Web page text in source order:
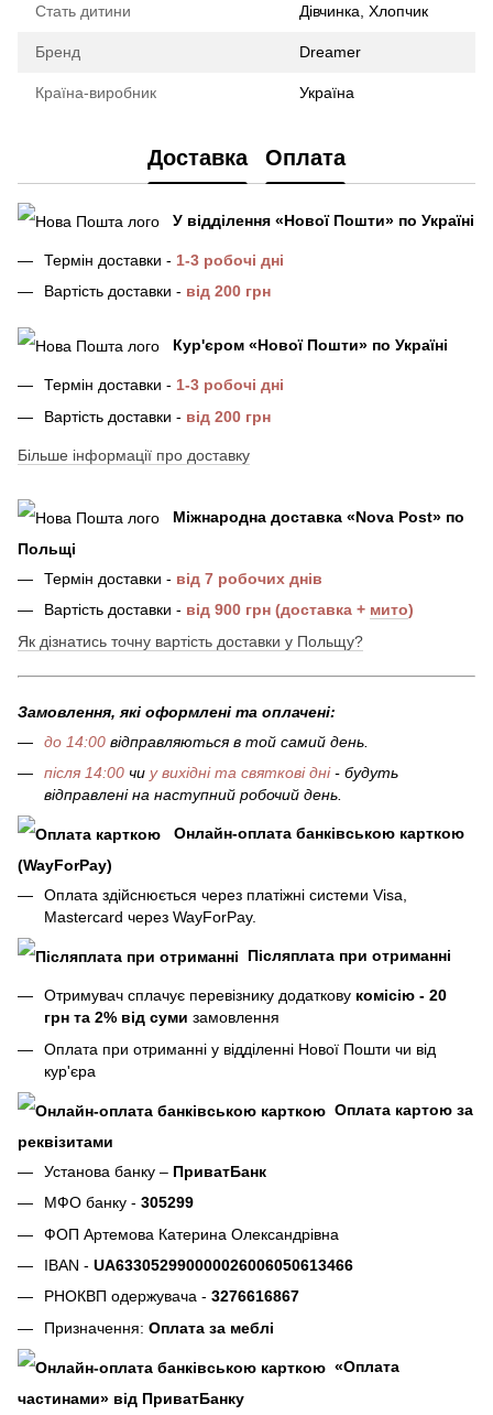
Стать дитини Дівчинка, Хлопчик
Бренд Dreamer
Країна-виробник Україна
Доставка Оплата
У відділення «Нової Пошти» по Україні
Термін доставки - 1-3 робочі дні
Вартість доставки - від 200 грн
Кур'єром «Нової Пошти» по Україні
Термін доставки - 1-3 робочі дні
Вартість доставки - від 200 грн
Більше інформації про доставку
Міжнародна доставка «Nova Post» по
Польщі
Термін доставки - від 7 робочих днів
Вартість доставки - від 900 грн (доставка + мито)
Як дізнатись точну вартість доставки у Польщу?
Замовлення, які оформлені та оплачені:
до 14:00 відправляються в той самий день.
після 14:00 чи у вихідні та святкові дні- будуть
відправлені на наступний робочий день.
Онлайн-оплата банківською карткою
(WayForPay)
Оплата здійснюється через платіжні системи Visa,
Mastercard через WayForPay.
Післяплата при отриманні
Отримувач сплачує перевізнику додаткову комісію - 20
грн та 2% від суми замовлення
Оплата при отриманні у відділенні Нової Пошти чи від
кур'єра
Оплата картою за
реквізитами
Установа банку – ПриватБанк
МФО банку - 305299
ФОП Артемова Катерина Олександрівна
IBAN - UA633052990000026006050613466
РНОКВП одержувача - 3276616867
Призначення: Оплата за меблі
«Оплата
частинами» від ПриватБанку